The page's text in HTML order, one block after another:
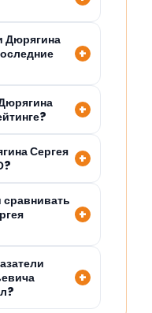
Дюрягина
Сергея